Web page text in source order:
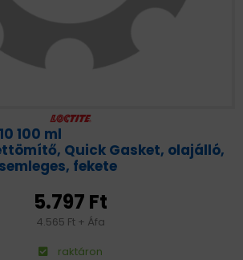
100 ml
Quick Gasket, olajálló,
fekete
5.797 Ft
4.565 Ft + Áfa
raktáron